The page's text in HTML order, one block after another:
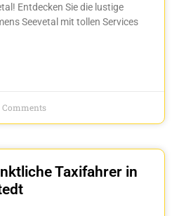
Entdecken Sie die lustige
Seevetal mit tollen Services
Comments
Taxifahrer in